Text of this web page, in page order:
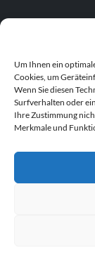
Um Ihnen ein
Cookies, um
Wenn Sie diesen
Surfverhalten oder
Ihre Zustimmung
Merkmale und
©